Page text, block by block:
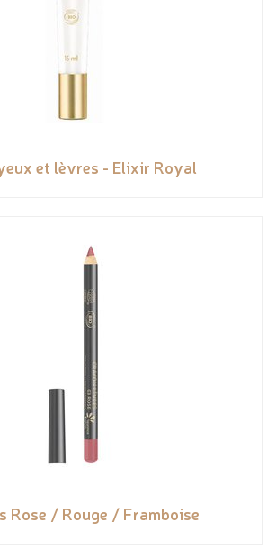
et lèvres - Elixir Royal
Rose / Rouge / Framboise